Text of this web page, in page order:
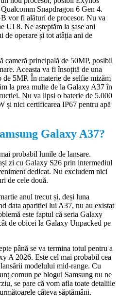
Snapdragon 6 Gen 4.
vor fi alături de procesor. Nu va
UI 8. Ne așteptăm la șase ani
de operare și tot atâția ani de
cameră principală de 50MP, posibil
Aceasta va fi însoțită de una
5MP. În materie de selfie mizăm
la prea multe de la Galaxy A37 în
Nu va lipsi o baterie de 5.000
și nici certificarea IP67 pentru apă
Galaxy A37?
probabil lunile de lansare.
zi cu Galaxy S26 prin intermediul
dedicat. Nu excludem nici
de cele două.
anul trecut și, deși luna
data apariției lui A37, nu au existat
este faptul că seria Galaxy
de obicei la Galaxy Unpacked pe
până se va termina totul pentru a
A 2026. Este cel mai probabil cea
modelului mid-range. Cu
comun pe blogul Samsung nu ne
se pare că vom afla toate detaliile
câteva săptămâni.